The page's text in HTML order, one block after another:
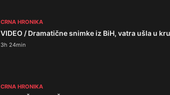
CRNA HRONIKA
VIDEO / Dramatične snimke iz BiH, vatra ušla u
3h 24min
CRNA HRONIKA